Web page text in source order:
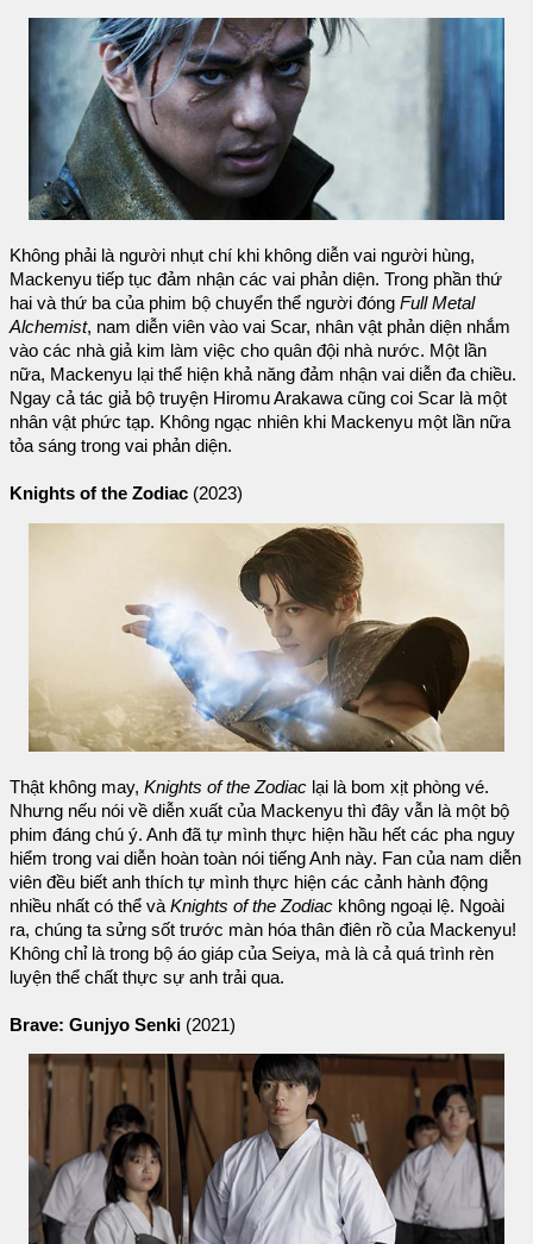
Không phải là người nhụt chí khi không diễn vai người hùng,
Mackenyu tiếp tục đảm nhận các vai phản diện. Trong phần thứ
hai và thứ ba của phim bộ chuyển thể người đóng Full Metal
Alchemist, nam diễn viên vào vai Scar, nhân vật phản diện nhắm
vào các nhà giả kim làm việc cho quân đội nhà nước. Một lần
nữa, Mackenyu lại thể hiện khả năng đảm nhận vai diễn đa chiều.
Ngay cả tác giả bộ truyện Hiromu Arakawa cũng coi Scar là một
nhân vật phức tạp. Không ngạc nhiên khi Mackenyu một lần nữa
tỏa sáng trong vai phản diện.
Knights of the Zodiac (2023)
Thật không may, Knights of the Zodiac lại là bom xịt phòng vé.
Nhưng nếu nói về diễn xuất của Mackenyu thì đây vẫn là một bộ
phim đáng chú ý. Anh đã tự mình thực hiện hầu hết các pha nguy
hiểm trong vai diễn hoàn toàn nói tiếng Anh này. Fan của nam diễn
viên đều biết anh thích tự mình thực hiện các cảnh hành động
nhiều nhất có thể và Knights of the Zodiac không ngoại lệ. Ngoài
ra, chúng ta sửng sốt trước màn hóa thân điên rồ của Mackenyu!
Không chỉ là trong bộ áo giáp của Seiya, mà là cả quá trình rèn
luyện thể chất thực sự anh trải qua.
Brave: Gunjyo Senki (2021)